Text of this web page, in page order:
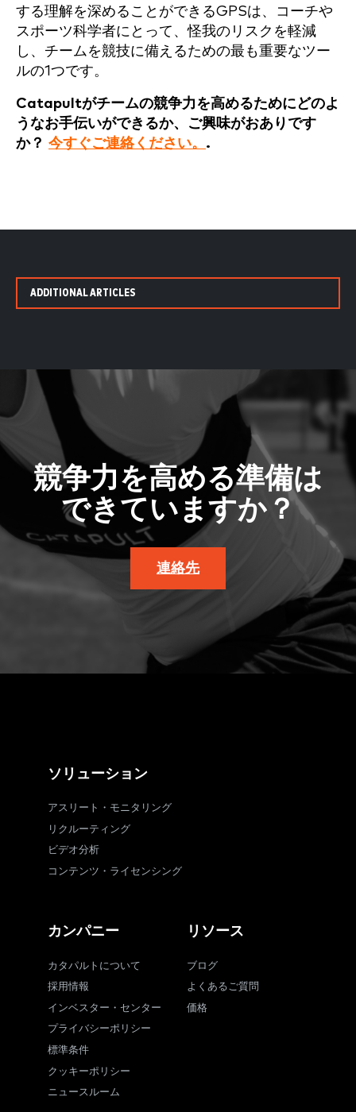
する理解を深めることができるGPSは、コーチや
スポーツ科学者にとって、怪我のリスクを軽減
し、チームを競技に備えるための最も重要なツー
ルの1つです。
Catapultがチームの競争力を高めるためにどのよ
うなお手伝いができるか、ご興味がおありです
か？ 今すぐご連絡ください。 .
ADDITIONAL ARTICLES
競争力を高める準備は
できていますか？
連絡先
ソリューション
アスリート・モニタリング
リクルーティング
ビデオ分析
コンテンツ・ライセンシング
カンパニー
カタパルトについて
採用情報
インベスター・センター
プライバシーポリシー
標準条件
クッキーポリシー
ニュースルーム
リソース
ブログ
よくあるご質問
価格